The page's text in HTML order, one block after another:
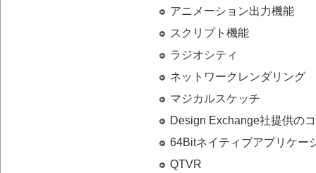
アニメーション出力機能
スクリプト機能
ラジオシティ
ネットワークレンダリング
マジカルスケッチ
Design Exchange社提供の
64Bitネイティブアプリケー
QTVR